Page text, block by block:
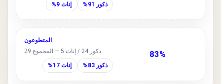
ذكور 91% إناث 9%
83%
المتطوعون
ذكور 24 / إناث 5 — المجموع 29
ذكور 83% إناث 17%